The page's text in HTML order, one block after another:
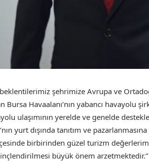
şehrimize Avrupa ve
Bursa Havaalanı’nın yabancı havayolu
ulaşımının yerelde ve genelde
yurt dışında tanıtım ve
birbirinden güzel turizm
büyük önem arzetmektedir.”